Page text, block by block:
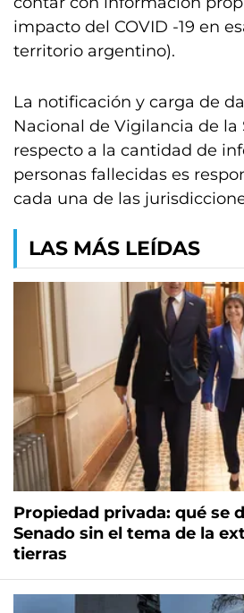
impacto del COVID -19 en
territorio argentino).
La notificación y carga de
Nacional de Vigilancia de la
respecto a la cantidad de
personas fallecidas es
cada una de las
LAS MÁS LEÍDAS
Propiedad privada: qué se
Senado sin el tema de la
tierras